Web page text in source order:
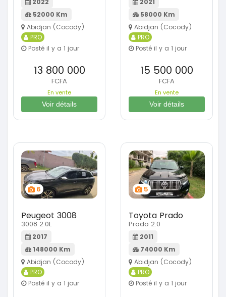
52000 Km
Abidjan (Cocody)
PRO
Posté il y a 1 jour
13 800 000
FCFA
En vente
Voir détails
58000 Km
Abidjan (Cocody)
PRO
Posté il y a 1 jour
15 500 000
FCFA
En vente
Voir détails
6
Peugeot 3008
3008 2.0L
2017
148000 Km
Abidjan (Cocody)
PRO
Posté il y a 1 jour
5
Toyota Prado
Prado 2.0
2011
74000 Km
Abidjan (Cocody)
PRO
Posté il y a 1 jour